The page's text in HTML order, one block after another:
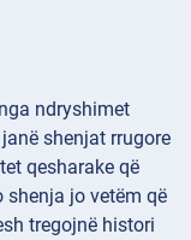
ndryshimet
shenjat rrugore
qesharake që
shenja jo vetëm që
tregojnë histori